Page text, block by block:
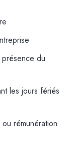
du
les jours fériés
rémunération